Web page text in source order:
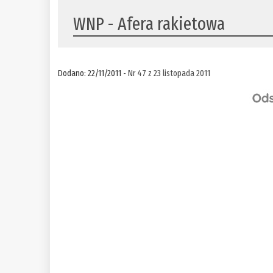
WNP - Afera rakietowa
Dodano: 22/11/2011 -Nr 47 z 23 listopada 2011